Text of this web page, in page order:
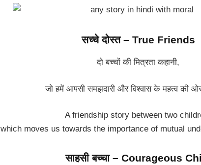
सच्चे दोस्त – True Friends
दो बच्चों की मित्रता कहानी,
जो हमें आपसी समझदारी और विश्वास के महत्व की
A friendship story between two
which moves us towards the importance of mutual
साहसी बच्चा – Courageous